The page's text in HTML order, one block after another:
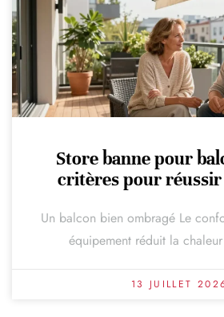
Store banne pour
critères pour réussir
Un balcon bien ombragé Le
équipement réduit la
13 JUILLET